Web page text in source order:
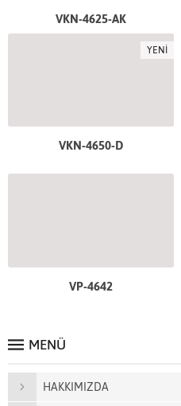
VKN-4625-AK
YENİ
VKN-4650-D
VP-4642
MENÜ
HAKKIMIZDA